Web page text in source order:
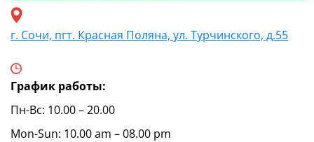
г. Сочи, пгт. Красная Поляна, ул. Турчинского, д.55
График работы:
Пн-Вс: 10.00 – 20.00
Mon-Sun: 10.00 am – 08.00 pm